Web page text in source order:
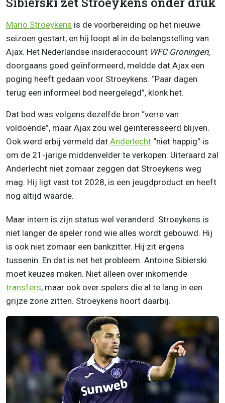
Mario Stroeykens is de voorbereiding op het nieuwe
seizoen gestart, en hij loopt al in de belangstelling van
Ajax. Het Nederlandse insideraccount WFC Groningen,
doorgaans goed geïnformeerd, meldde dat Ajax een
poging heeft gedaan voor Stroeykens. “Paar dagen
terug een informeel bod neergelegd”, klonk het.
Dat bod was volgens dezelfde bron “verre van
voldoende”, maar Ajax zou wel geïnteresseerd blijven.
Ook werd erbij vermeld dat Anderlecht “niet happig” is
om de 21-jarige middenvelder te verkopen. Uiteraard zal
Anderlecht niet zomaar zeggen dat Stroeykens weg
mag. Hij ligt vast tot 2028, is een jeugdproduct en heeft
nog altijd waarde.
Maar intern is zijn status wel veranderd. Stroeykens is
niet langer de speler rond wie alles wordt gebouwd. Hij
is ook niet zomaar een bankzitter. Hij zit ergens
tussenin. En dat is net het probleem. Antoine Sibierski
moet keuzes maken. Niet alleen over inkomende
transfers, maar ook over spelers die al te lang in een
grijze zone zitten. Stroeykens hoort daarbij.